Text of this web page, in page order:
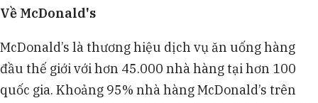
Về McDonald's
McDonald’s là thương hiệu dịch vụ ăn uống hàng
đầu thế giới với hơn 45.000 nhà hàng tại hơn 100
quốc gia. Khoảng 95% nhà hàng McDonald’s trên